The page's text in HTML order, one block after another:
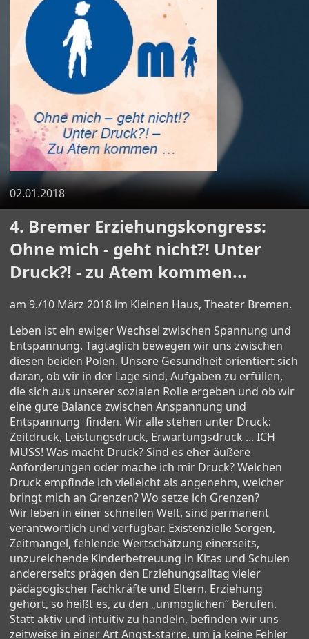
02.01.2018
4. Bremer Erziehungskongress:
Ohne mich - geht nicht?! Unter
Druck?! - zu Atem kommen...
am 9./10 März 2018 im Kleinen Haus, Theater Bremen.
Leben ist ein ewiger Wechsel zwischen Spannung und
Entspannung. Tagtäglich bewegen wir uns zwischen
diesen beiden Polen. Unsere Gesundheit orientiert sich
daran, ob wir in der Lage sind, Aufgaben zu erfüllen,
die sich aus unserer sozialen Rolle ergeben und ob wir
eine gute Balance zwischen Anspannung und
Entspannung finden. Wir alle stehen unter Druck:
Zeitdruck, Leistungsdruck, Erwartungsdruck ... ICH
MUSS! Was macht Druck? Sind es eher äußere
Anforderungen oder mache ich mir Druck? Welchen
Druck empfinde ich vielleicht als angenehm, welcher
bringt mich an Grenzen? Wo setze ich Grenzen?
Wir leben in einer schnellen Welt, sind permanent
verantwortlich und verfügbar. Existenzielle Sorgen,
Zeitmangel, fehlende Wertschätzung einerseits,
unzureichende Kinderbetreuung in Kitas und Schulen
andererseits prägen den Erziehungsalltag vieler
pädagogischer Fachkräfte und Eltern. Erziehung
gehört, so heißt es, zu den „unmöglichen“ Berufen.
Statt aktiv und intuitiv zu handeln, befinden wir uns
zeitweise in einer Art Angst-starre, um ja keine Fehler